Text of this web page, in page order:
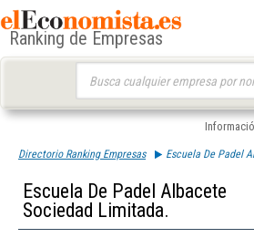
Ranking de Empresas
Directorio Ranking Empresas Escuela De Padel
Escuela De Padel Albacete
Sociedad Limitada.